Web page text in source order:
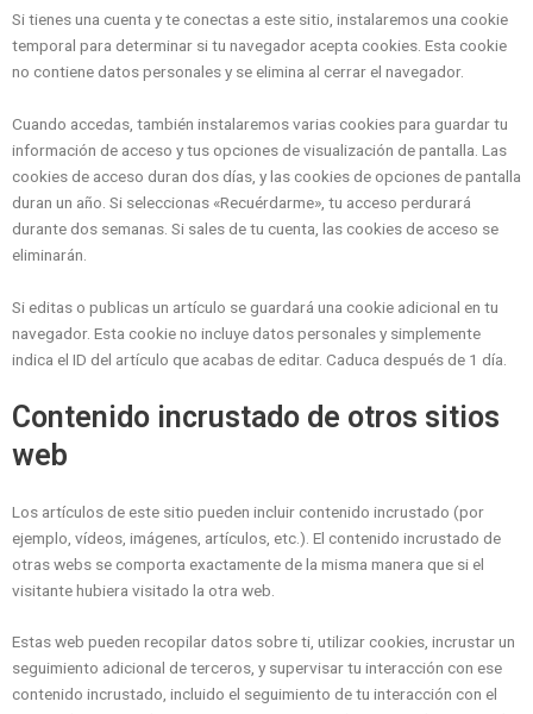
Si tienes una cuenta y te conectas a este sitio, instalaremos una cookie
temporal para determinar si tu navegador acepta cookies. Esta cookie
no contiene datos personales y se elimina al cerrar el navegador.
Cuando accedas, también instalaremos varias cookies para guardar tu
información de acceso y tus opciones de visualización de pantalla. Las
cookies de acceso duran dos días, y las cookies de opciones de pantalla
duran un año. Si seleccionas «Recuérdarme», tu acceso perdurará
durante dos semanas. Si sales de tu cuenta, las cookies de acceso se
eliminarán.
Si editas o publicas un artículo se guardará una cookie adicional en tu
navegador. Esta cookie no incluye datos personales y simplemente
indica el ID del artículo que acabas de editar. Caduca después de 1 día.
Contenido incrustado de otros sitios
web
Los artículos de este sitio pueden incluir contenido incrustado (por
ejemplo, vídeos, imágenes, artículos, etc.). El contenido incrustado de
otras webs se comporta exactamente de la misma manera que si el
visitante hubiera visitado la otra web.
Estas web pueden recopilar datos sobre ti, utilizar cookies, incrustar un
seguimiento adicional de terceros, y supervisar tu interacción con ese
contenido incrustado, incluido el seguimiento de tu interacción con el